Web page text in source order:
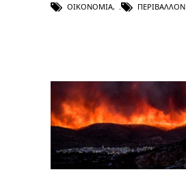
ΟΙΚΟΝΟΜΊΑ, ΠΕΡΙΒΆΛΛΟΝ